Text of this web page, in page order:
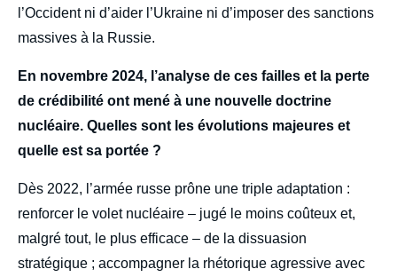
l’Occident ni d’aider l’Ukraine ni d’imposer des sanctions
massives à la Russie.
En novembre 2024, l’analyse de ces failles et la perte
de crédibilité ont mené à une nouvelle doctrine
nucléaire. Quelles sont les évolutions majeures et
quelle est sa portée ?
Dès 2022, l’armée russe prône une triple adaptation :
renforcer le volet nucléaire – jugé le moins coûteux et,
malgré tout, le plus efficace – de la dissuasion
stratégique ; accompagner la rhétorique agressive avec